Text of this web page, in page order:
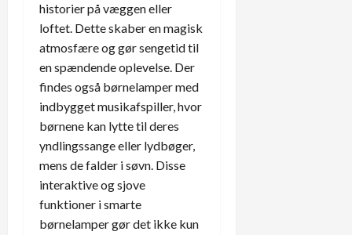
historier på væggen eller
loftet. Dette skaber en magisk
atmosfære og gør sengetid til
en spændende oplevelse. Der
findes også børnelamper med
indbygget musikafspiller, hvor
børnene kan lytte til deres
yndlingssange eller lydbøger,
mens de falder i søvn. Disse
interaktive og sjove
funktioner i smarte
børnelamper gør det ikke kun